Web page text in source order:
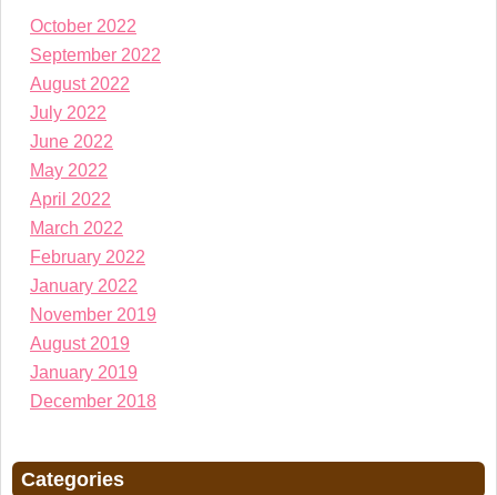
October 2022
September 2022
August 2022
July 2022
June 2022
May 2022
April 2022
March 2022
February 2022
January 2022
November 2019
August 2019
January 2019
December 2018
Categories